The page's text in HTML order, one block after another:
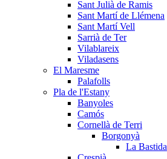
Sant Julià de Ramis
Sant Martí de Llémena
Sant Martí Vell
Sarrià de Ter
Vilablareix
Viladasens
El Maresme
Palafolls
Pla de l'Estany
Banyoles
Camós
Cornellà de Terri
Borgonyà
La Bastida